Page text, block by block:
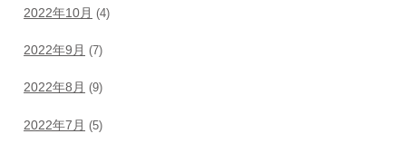
2022年10月 (4)
2022年9月 (7)
2022年8月 (9)
2022年7月 (5)